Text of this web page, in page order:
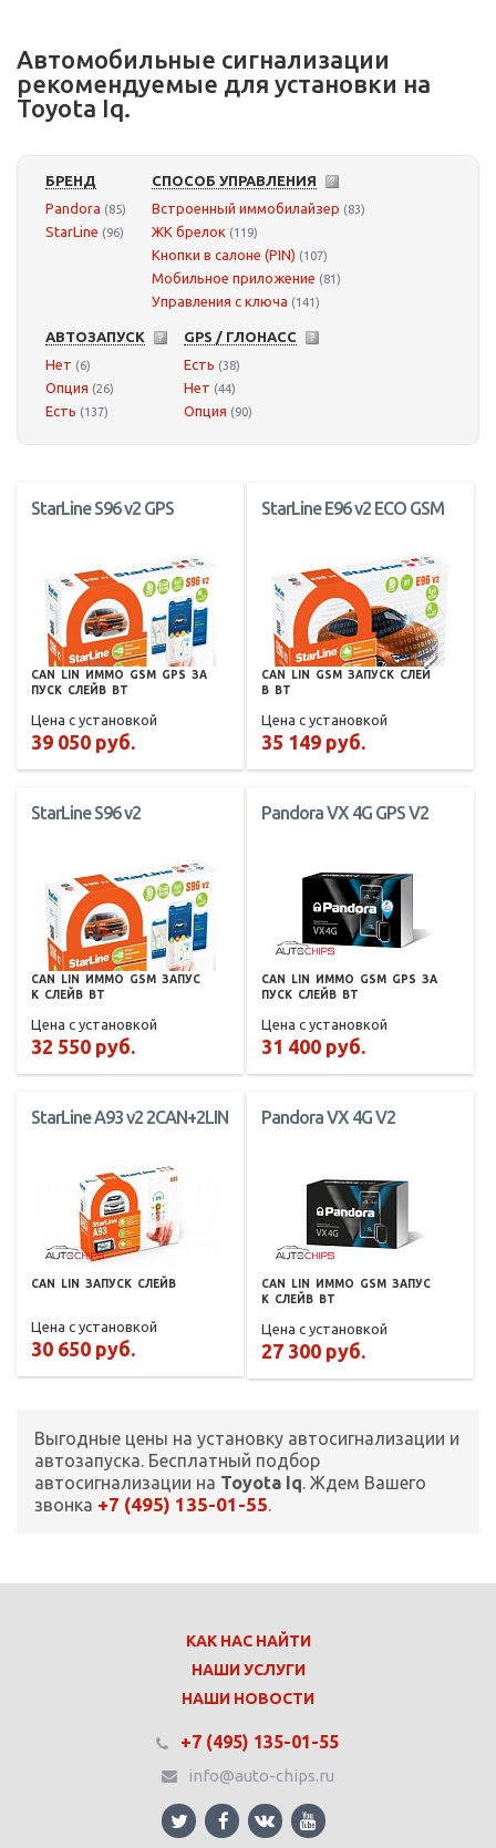
Автомобильные сигнализации
рекомендуемые для установки на
Toyota Iq.
БРЕНД
Pandora (85)
StarLine (96)
СПОСОБ УПРАВЛЕНИЯ
Встроенный иммобилайзер (83)
ЖК брелок (119)
Кнопки в салоне (PIN) (107)
Мобильное приложение (81)
Управления с ключа (141)
АВТОЗАПУСК
Нет (6)
Опция (26)
Есть (137)
GPS / ГЛОНАСС
Есть (38)
Нет (44)
Опция (90)
StarLine S96 v2 GPS
CAN LIN ИММО GSM GPS ЗА
ПУСК СЛЕЙВ BT
Цена с установкой
39 050 руб.
StarLine E96 v2 ECO GSM
CAN LIN GSM ЗАПУСК СЛЕЙ
В
BT
Цена с установкой
35 149 руб.
StarLine S96 v2
CAN LIN ИММО GSM ЗАПУС
К СЛЕЙВ BT
Цена с установкой
32 550 руб.
Pandora VX 4G GPS V2
CAN LIN ИММО GSM GPS ЗА
ПУСК СЛЕЙВ BT
Цена с установкой
31 400 руб.
StarLine A93 v2 2CAN+2LIN
CAN LIN ЗАПУСК СЛЕЙВ
Цена с установкой
30 650 руб.
Pandora VX 4G V2
CAN LIN ИММО GSM ЗАПУС
К СЛЕЙВ BT
Цена с установкой
27 300 руб.
Выгодные цены на установку автосигнализации и
автозапуска. Бесплатный подбор
автосигнализации на Toyota Iq. Ждем Вашего
звонка +7 (495) 135-01-55.
КАК НАС НАЙТИ
НАШИ УСЛУГИ
НАШИ НОВОСТИ
+7 (495) 135-01-55
info@auto-chips.ru